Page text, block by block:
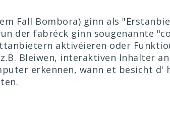
Fall Bombora) ginn als
der fabréck ginn sougenannte
aktivéieren oder
Bleiwen, interaktiven Inhalter an
erkennen, wann et besicht d'